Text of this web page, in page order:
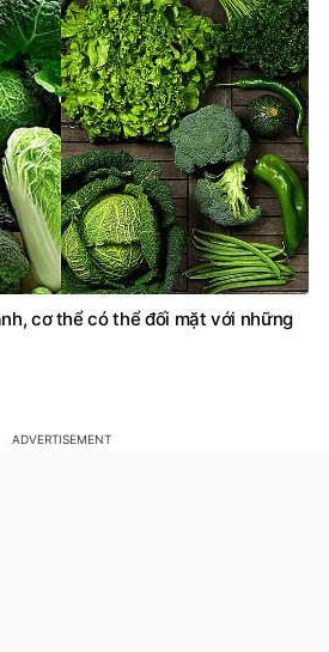
cơ thể có thể đối mặt với những